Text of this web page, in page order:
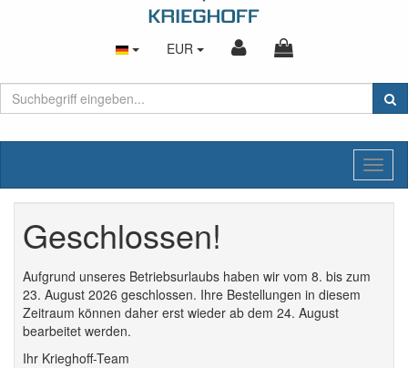
EUR
Geschlossen!
Aufgrund unseres Betriebsurlaubs haben wir vom 8. bis zum
23. August 2026 geschlossen. Ihre Bestellungen in diesem
Zeitraum können daher erst wieder ab dem 24. August
bearbeitet werden.
Ihr Krieghoff-Team